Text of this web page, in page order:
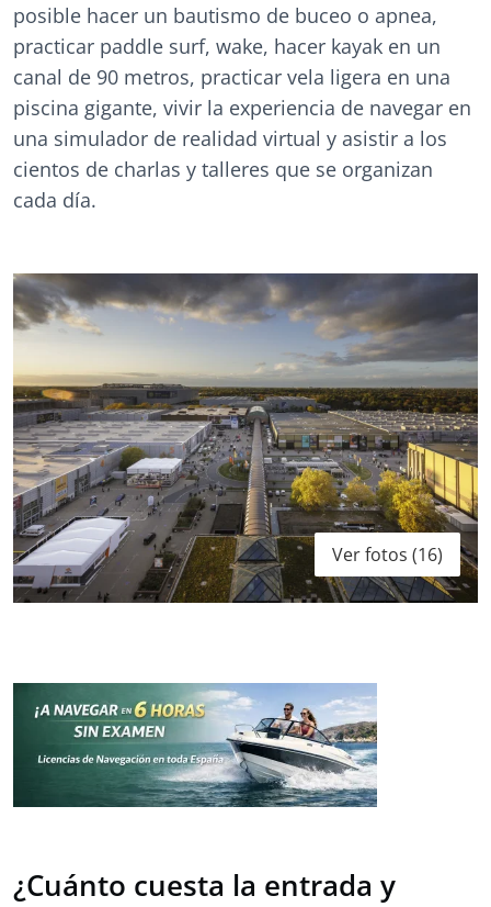
posible hacer un bautismo de buceo o apnea,
practicar paddle surf, wake, hacer kayak en un
canal de 90 metros, practicar vela ligera en una
piscina gigante, vivir la experiencia de navegar en
una simulador de realidad virtual y asistir a los
cientos de charlas y talleres que se organizan
cada día.
Ver fotos (16)
¿Cuánto cuesta la entrada y